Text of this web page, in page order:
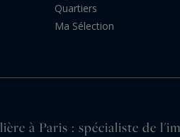
Quartiers
Ma Sélection
à Paris : spécialiste de